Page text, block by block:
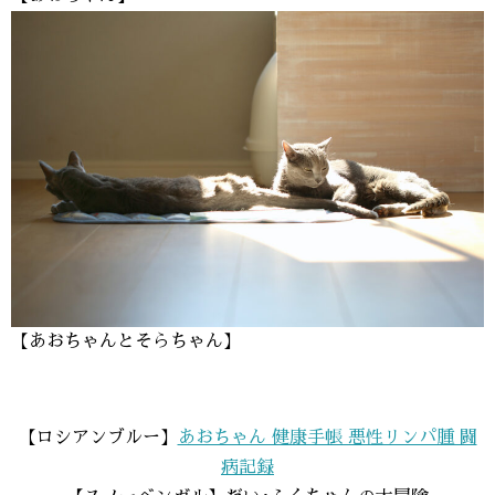
【あおちゃんとそらちゃん】
【ロシアンブルー】
あおちゃん 健康手帳 悪性リンパ腫 闘
病記録